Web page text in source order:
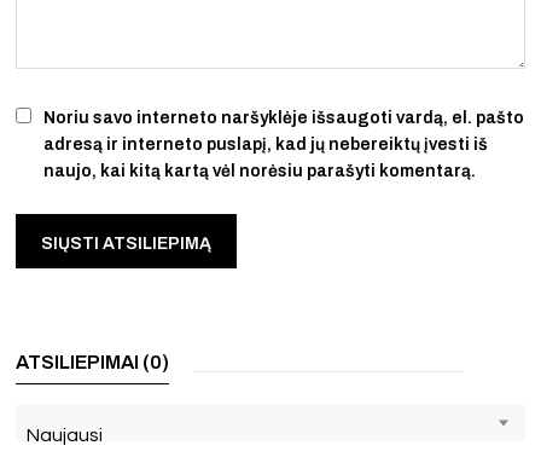
Noriu savo interneto naršyklėje išsaugoti vardą, el. pašto
adresą ir interneto puslapį, kad jų nebereiktų įvesti iš
naujo, kai kitą kartą vėl norėsiu parašyti komentarą.
ATSILIEPIMAI (0)
Naujausi